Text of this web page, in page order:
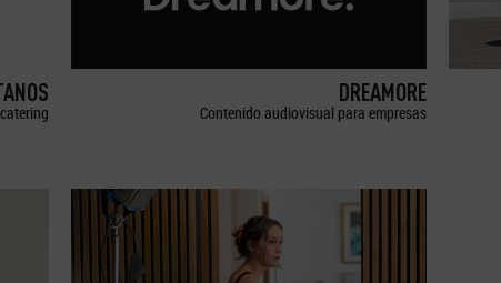
DREAMORE
Contenido audiovisual para empresas